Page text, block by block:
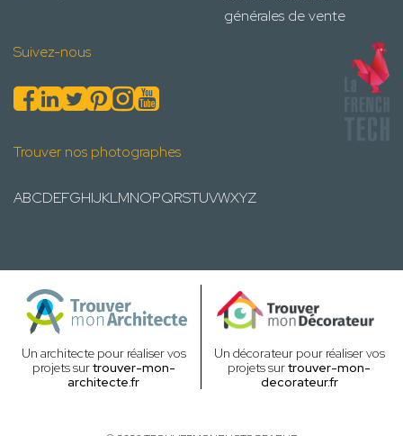
générales de vente
Suivez-nous
Trouver nos photographes
ABCDEFGHIJKLMNOPQRSTUVWXYZ
Un architecte pour réaliser vos
projets surtrouver-mon-
architecte.fr
Un décorateur pour réaliser vos
projets surtrouver-mon-
decorateur.fr